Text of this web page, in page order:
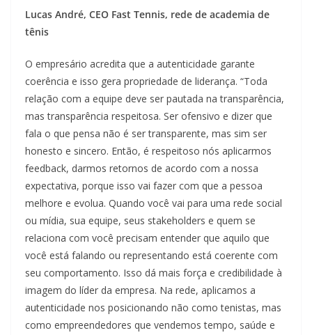
Lucas André, CEO Fast Tennis, rede de academia de
tênis
O empresário acredita que a autenticidade garante
coerência e isso gera propriedade de liderança. “Toda
relação com a equipe deve ser pautada na transparência,
mas transparência respeitosa. Ser ofensivo e dizer que
fala o que pensa não é ser transparente, mas sim ser
honesto e sincero. Então, é respeitoso nós aplicarmos
feedback, darmos retornos de acordo com a nossa
expectativa, porque isso vai fazer com que a pessoa
melhore e evolua. Quando você vai para uma rede social
ou mídia, sua equipe, seus stakeholders e quem se
relaciona com você precisam entender que aquilo que
você está falando ou representando está coerente com
seu comportamento. Isso dá mais força e credibilidade à
imagem do líder da empresa. Na rede, aplicamos a
autenticidade nos posicionando não como tenistas, mas
como empreendedores que vendemos tempo, saúde e